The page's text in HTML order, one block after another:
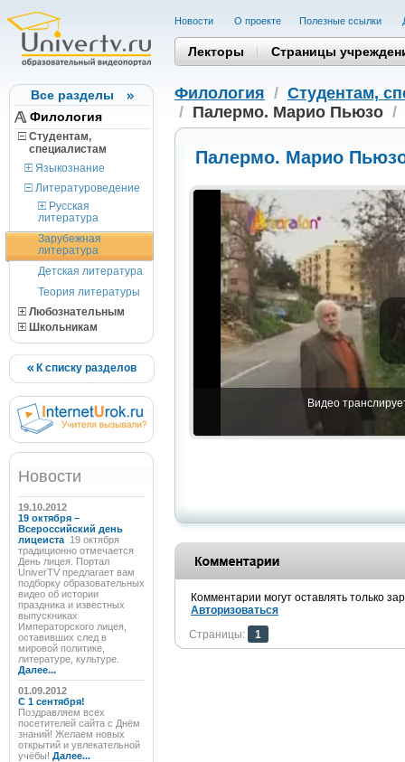
Все разделы
Филология
Студентам,
cпециалистам
Языкознание
Литературоведение
Русская
литература
Зарубежная
литература
Детская литература
Теория литературы
Любознательным
Школьникам
К списку разделов
Новости
19.10.2012
19 октября –
Всероссийский день
лицеиста 19 октября
традиционно отмечается
День лицея. Портал
UniverTV предлагает вам
подборку образовательных
видео об истории
праздника и известных
выпускниках
Императорского лицея,
оставивших след в
мировой политике,
литературе, культуре.
Далее...
01.09.2012
C 1 сентября!
Поздравляем всех
посетителей сайта с Днём
знаний! Желаем новых
открытий и увлекательной
учёбы! Далее...
Новости О проекте Полезные cсылки
Лекторы Страницы
Филология / Студентам,
/ Палермо. Марио Пьюзо /
Палермо. Марио
Видео
Комментарии могут оставлять только
Авторизоваться
Страницы:
1